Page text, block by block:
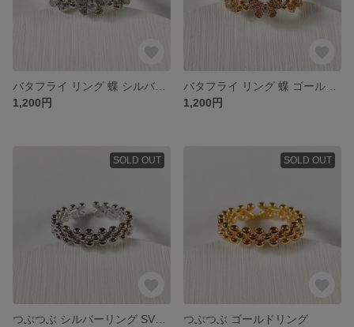
1,200円
1,200円
SOLD OUT SOLD OUT
つぶつぶ ゴールドリング